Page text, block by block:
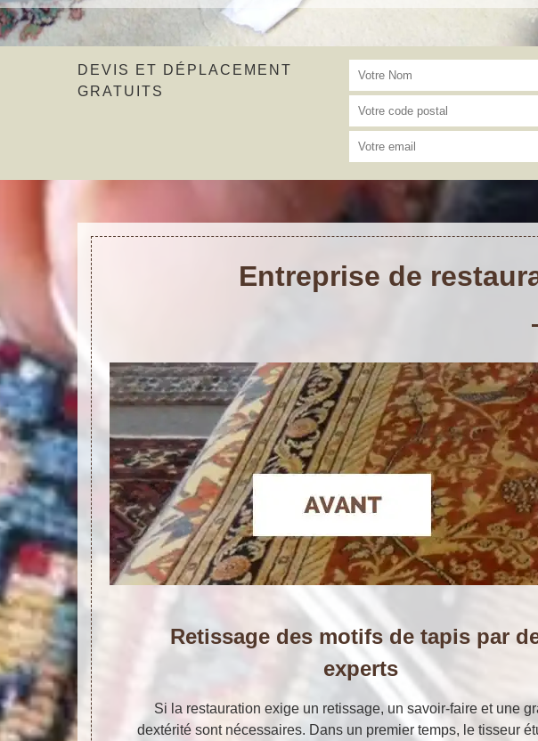
DEVIS ET DÉPLACEMENT
GRATUITS
Entreprise de
Retissage des motifs de tapis par
experts
Si la restauration exige un retissage, un savoir-faire et une
dextérité sont nécessaires. Dans un premier temps, le tisseur